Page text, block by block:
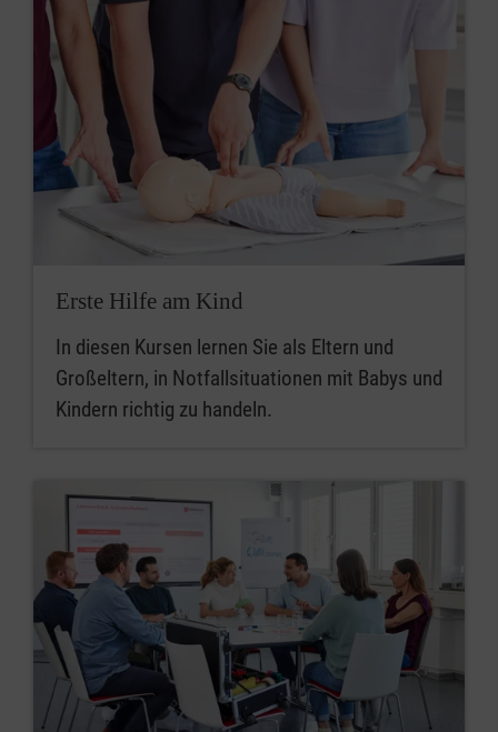
Erste Hilfe am Kind
In diesen Kursen lernen Sie als Eltern und
Großeltern, in Notfallsituationen mit Babys und
Kindern richtig zu handeln.